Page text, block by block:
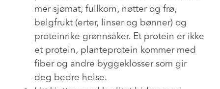
mer sjømat, fullkorn, nøtter og frø,
belgfrukt (erter, linser og bønner) og
proteinrike grønnsaker. Et protein er ikke
et protein, planteprotein kommer med
fiber og andre byggeklosser som gir
deg bedre helse.